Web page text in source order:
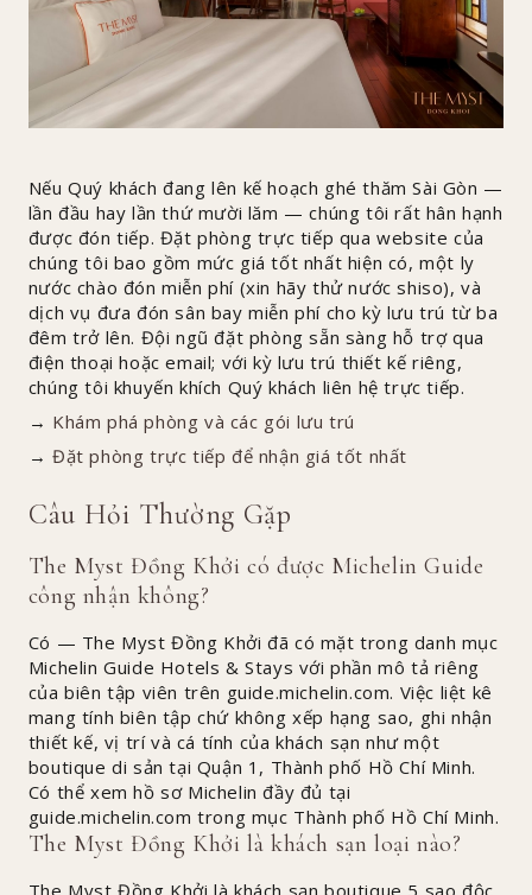
Nếu Quý khách đang lên kế hoạch ghé thăm Sài Gòn —
lần đầu hay lần thứ mười lăm — chúng tôi rất hân hạnh
được đón tiếp. Đặt phòng trực tiếp qua website của
chúng tôi bao gồm mức giá tốt nhất hiện có, một ly
nước chào đón miễn phí (xin hãy thử nước shiso), và
dịch vụ đưa đón sân bay miễn phí cho kỳ lưu trú từ ba
đêm trở lên. Đội ngũ đặt phòng sẵn sàng hỗ trợ qua
điện thoại hoặc email; với kỳ lưu trú thiết kế riêng,
chúng tôi khuyến khích Quý khách liên hệ trực tiếp.
→ Khám phá phòng và các gói lưu trú
→Đặt phòng trực tiếp để nhận giá tốt nhất
Câu Hỏi Thường Gặp
The Myst Đồng Khởi có được Michelin Guide
công nhận không?
Có — The Myst Đồng Khởi đã có mặt trong danh mục
Michelin Guide Hotels & Stays với phần mô tả riêng
của biên tập viên trên guide.michelin.com. Việc liệt kê
mang tính biên tập chứ không xếp hạng sao, ghi nhận
thiết kế, vị trí và cá tính của khách sạn như một
boutique di sản tại Quận 1, Thành phố Hồ Chí Minh.
Có thể xem hồ sơ Michelin đầy đủ tại
guide.michelin.com trong mục Thành phố Hồ Chí Minh.
The Myst Đồng Khởi là khách sạn loại nào?
The Myst Đồng Khởi là khách sạn boutique 5 sao độc